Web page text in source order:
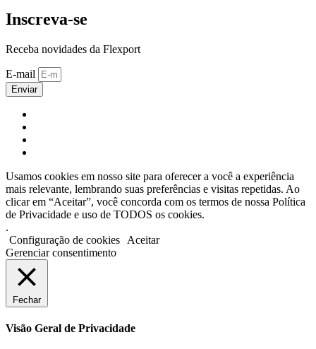
Inscreva-se
Receba novidades da Flexport
E-mail
Enviar
Usamos cookies em nosso site para oferecer a você a experiência
mais relevante, lembrando suas preferências e visitas repetidas. Ao
clicar em “Aceitar”, você concorda com os termos de nossa Política
de Privacidade e uso de TODOS os cookies.
.
Configuração de cookies
Aceitar
Gerenciar consentimento
Fechar
Visão Geral de Privacidade